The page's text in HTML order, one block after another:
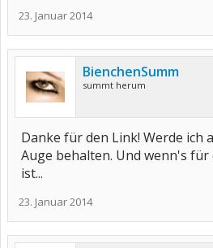
23. Januar 2014
BienchenSumm
summt herum
Danke für den Link! Werde ich
Auge behalten. Und wenn's
ist...
23. Januar 2014